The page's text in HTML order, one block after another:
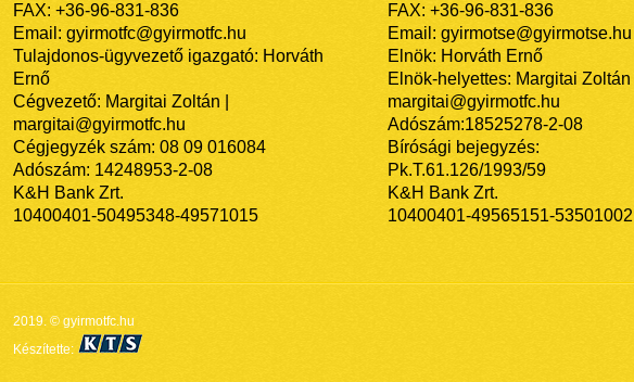
FAX: +36-96-831-836
Email: gyirmotfc@gyirmotfc.hu
Tulajdonos-ügyvezető igazgató: Horváth
Ernő
Cégvezető: Margitai Zoltán |
margitai@gyirmotfc.hu
Cégjegyzék szám: 08 09 016084
Adószám: 14248953-2-08
K&H Bank Zrt.
10400401-50495348-49571015
FAX: +36-96-831-836
Email: gyirmotse@gyirmotse.hu
Elnök: Horváth Ernő
Elnök-helyettes: Margitai Zoltán |
margitai@gyirmotfc.hu
Adószám:18525278-2-08
Bírósági bejegyzés:
Pk.T.61.126/1993/59
K&H Bank Zrt.
10400401-49565151-53501002
2019. © gyirmotfc.hu
Készítette: